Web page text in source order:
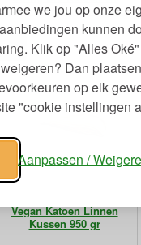
we jou op onze
kunnen
Klik op "Alles
Dan
op elk
"cookie instellingen
Aanpassen /
Elastan Set van 3 - Zwart
€36,95
Vegan Katoen Linnen
Kussen 950 gr